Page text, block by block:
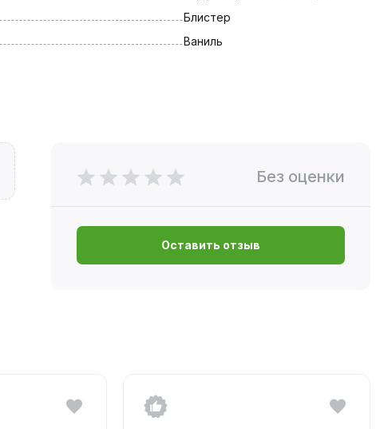
Блистер
Ваниль
Без оценки
Оставить отзыв